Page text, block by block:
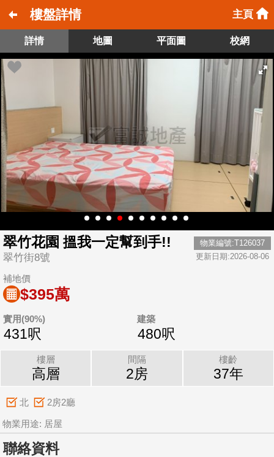
樓盤詳情 主頁
詳情 地圖 平面圖 校網
翠竹花園 搵我一定幫到手!!
翠竹街8號
物業編號:T126037
更新日期:2026-08-06
補地價
$395萬
實用(90%)
431呎
建築
480呎
樓層
高層
間隔
2房
樓齡
37年
北 2房2廳
物業用途: 居屋
聯絡資料